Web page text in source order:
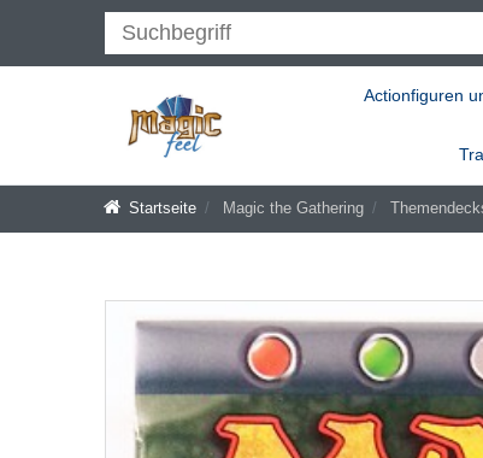
Actionfiguren
Startseite Magic the Gathering